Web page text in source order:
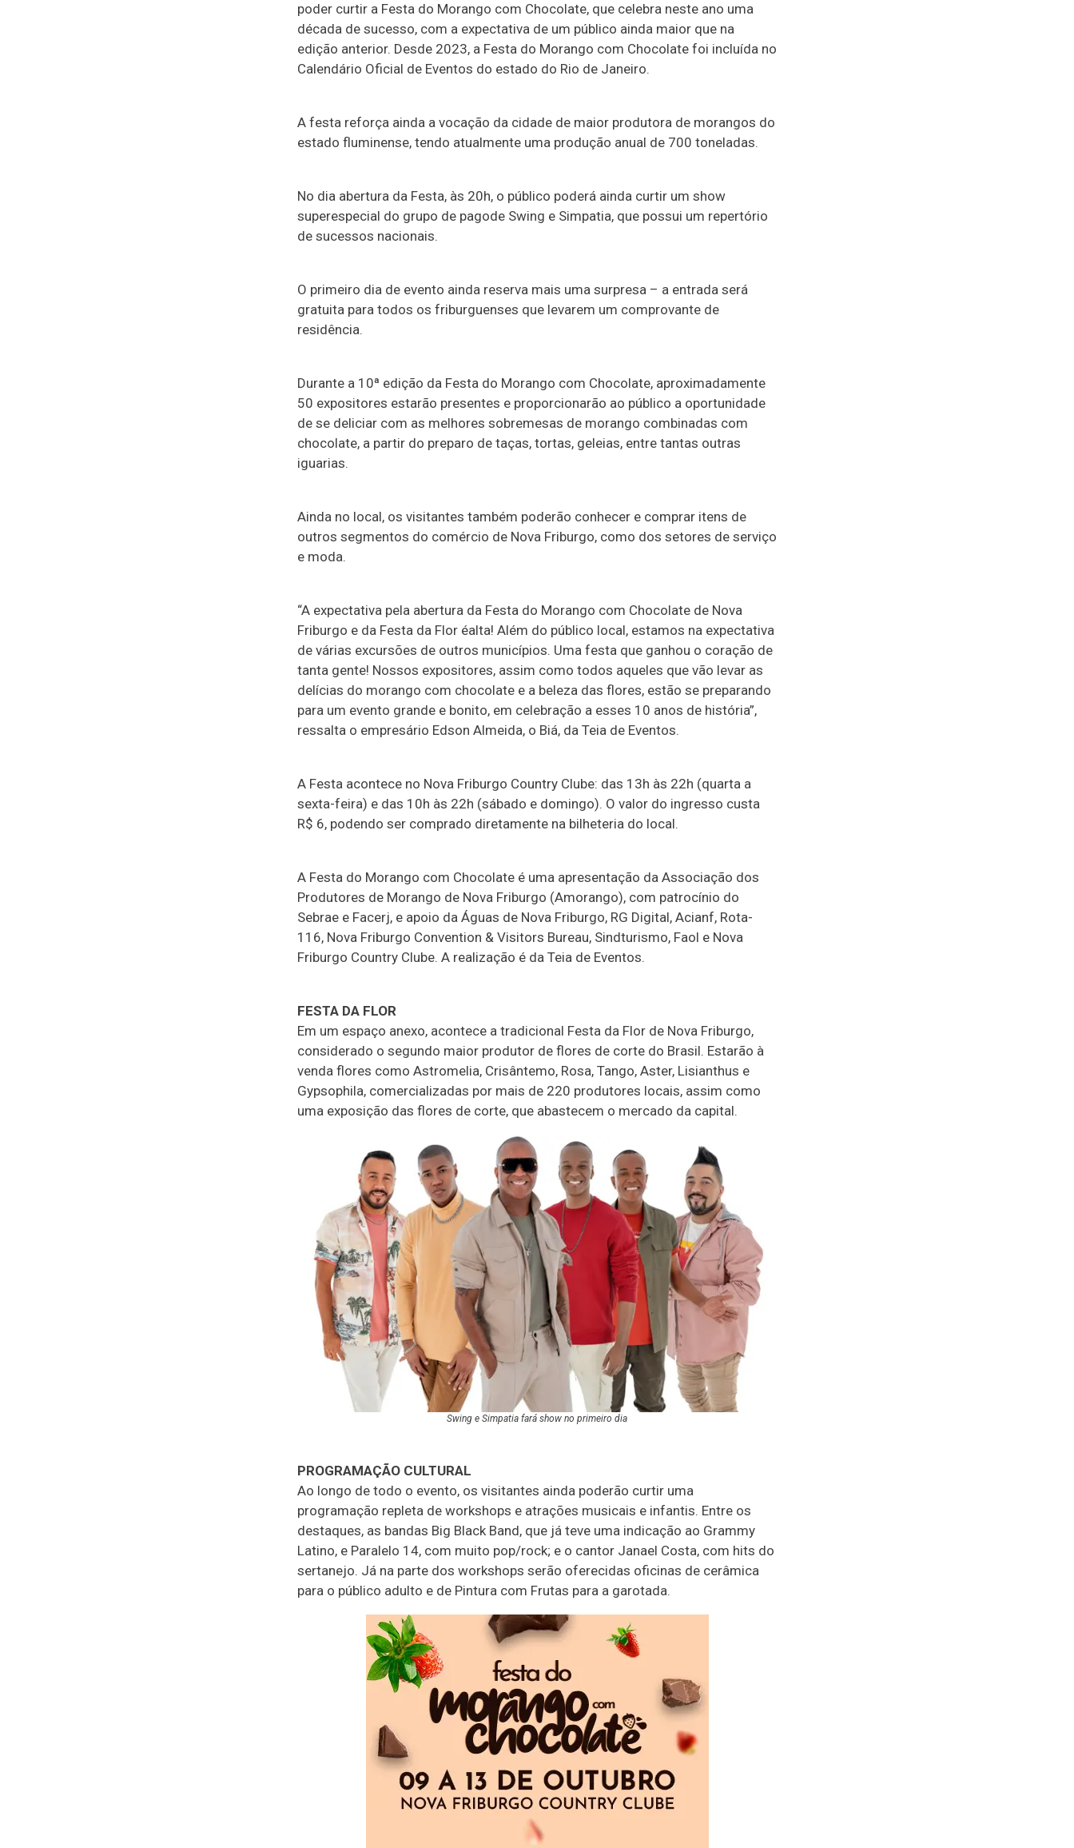
poder curtir a Festa do Morango com Chocolate, que celebra neste ano uma
década de sucesso, com a expectativa de um público ainda maior que na
edição anterior. Desde 2023, a Festa do Morango com Chocolate foi incluída no
Calendário Oficial de Eventos do estado do Rio de Janeiro.
A festa reforça ainda a vocação da cidade de maior produtora de morangos do
estado fluminense, tendo atualmente uma produção anual de 700 toneladas.
No dia abertura da Festa, às 20h, o público poderá ainda curtir um show
superespecial do grupo de pagode Swing e Simpatia, que possui um repertório
de sucessos nacionais.
O primeiro dia de evento ainda reserva mais uma surpresa – a entrada será
gratuita para todos os friburguenses que levarem um comprovante de
residência.
Durante a 10ª edição da Festa do Morango com Chocolate, aproximadamente
50 expositores estarão presentes e proporcionarão ao público a oportunidade
de se deliciar com as melhores sobremesas de morango combinadas com
chocolate, a partir do preparo de taças, tortas, geleias, entre tantas outras
iguarias.
Ainda no local, os visitantes também poderão conhecer e comprar itens de
outros segmentos do comércio de Nova Friburgo, como dos setores de serviço
e moda.
“A expectativa pela abertura da Festa do Morango com Chocolate de Nova
Friburgo e da Festa da Flor éalta! Além do público local, estamos na expectativa
de várias excursões de outros municípios. Uma festa que ganhou o coração de
tanta gente! Nossos expositores, assim como todos aqueles que vão levar as
delícias do morango com chocolate e a beleza das flores, estão se preparando
para um evento grande e bonito, em celebração a esses 10 anos de história”,
ressalta o empresário Edson Almeida, o Biá, da Teia de Eventos.
A Festa acontece no Nova Friburgo Country Clube: das 13h às 22h (quarta a
sexta-feira) e das 10h às 22h (sábado e domingo). O valor do ingresso custa
R$ 6, podendo ser comprado diretamente na bilheteria do local.
A Festa do Morango com Chocolate é uma apresentação da Associação dos
Produtores de Morango de Nova Friburgo (Amorango), com patrocínio do
Sebrae e Facerj, e apoio da Águas de Nova Friburgo, RG Digital, Acianf, Rota-
116, Nova Friburgo Convention & Visitors Bureau, Sindturismo, Faol e Nova
Friburgo Country Clube. A realização é da Teia de Eventos.
FESTA DA FLOR
Em um espaço anexo, acontece a tradicional Festa da Flor de Nova Friburgo,
considerado o segundo maior produtor de flores de corte do Brasil. Estarão à
venda flores como Astromelia, Crisântemo, Rosa, Tango, Aster, Lisianthus e
Gypsophila, comercializadas por mais de 220 produtores locais, assim como
uma exposição das flores de corte, que abastecem o mercado da capital.
Swing e Simpatia fará show no primeiro dia
PROGRAMAÇÃO CULTURAL
Ao longo de todo o evento, os visitantes ainda poderão curtir uma
programação repleta de workshops e atrações musicais e infantis. Entre os
destaques, as bandas Big Black Band, que já teve uma indicação ao Grammy
Latino, e Paralelo 14, com muito pop/rock; e o cantor Janael Costa, com hits do
sertanejo. Já na parte dos workshops serão oferecidas oficinas de cerâmica
para o público adulto e de Pintura com Frutas para a garotada.